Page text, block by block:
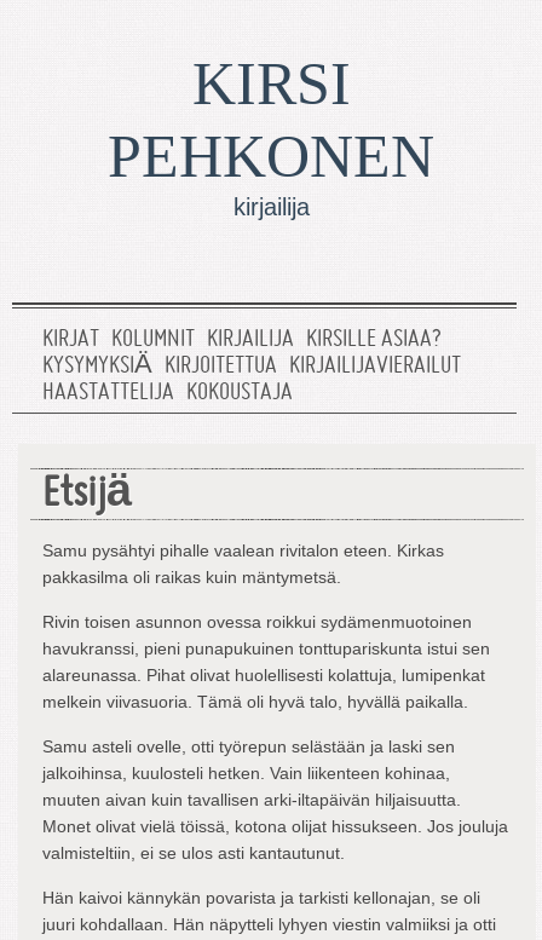
KIRSI
PEHKONEN
kirjailija
KIRJAT KOLUMNIT KIRJAILIJA KIRSILLE ASIAA?
KYSYMYKSIÄ KIRJOITETTUA KIRJAILIJAVIERAILUT
HAASTATTELIJA KOKOUSTAJA
Etsijä
Samu pysähtyi pihalle vaalean rivitalon eteen. Kirkas
pakkasilma oli raikas kuin mäntymetsä.
Rivin toisen asunnon ovessa roikkui sydämenmuotoinen
havukranssi, pieni punapukuinen tonttupariskunta istui sen
alareunassa. Pihat olivat huolellisesti kolattuja, lumipenkat
melkein viivasuoria. Tämä oli hyvä talo, hyvällä paikalla.
Samu asteli ovelle, otti työrepun selästään ja laski sen
jalkoihinsa, kuulosteli hetken. Vain liikenteen kohinaa,
muuten aivan kuin tavallisen arki-iltapäivän hiljaisuutta.
Monet olivat vielä töissä, kotona olijat hissukseen. Jos jouluja
valmisteltiin, ei se ulos asti kantautunut.
Hän kaivoi kännykän povarista ja tarkisti kellonajan, se oli
juuri kohdallaan. Hän näpytteli lyhyen viestin valmiiksi ja otti